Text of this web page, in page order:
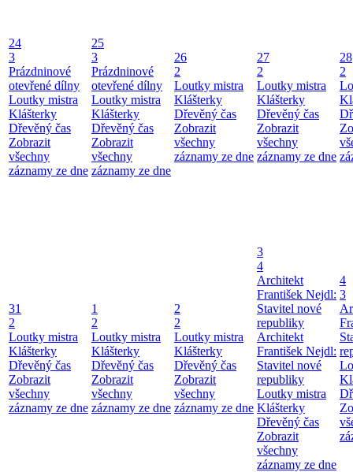
24
3
Prázdninové
otevřené dílny
Loutky mistra
Klášterky
Dřevěný čas
Zobrazit
všechny
záznamy ze dne
25
3
Prázdninové
otevřené dílny
Loutky mistra
Klášterky
Dřevěný čas
Zobrazit
všechny
záznamy ze dne
26
2
Loutky mistra
Klášterky
Dřevěný čas
Zobrazit
všechny
záznamy ze dne
27
2
Loutky mistra
Klášterky
Dřevěný čas
Zobrazit
všechny
záznamy ze dne
28
2
31
2
Loutky mistra
Klášterky
Dřevěný čas
Zobrazit
všechny
záznamy ze dne
1
2
Loutky mistra
Klášterky
Dřevěný čas
Zobrazit
všechny
záznamy ze dne
2
2
Loutky mistra
Klášterky
Dřevěný čas
Zobrazit
všechny
záznamy ze dne
3
4
Architekt
František Nejdl:
Stavitel nové
republiky
Architekt
František Nejdl:
Stavitel nové
republiky
Loutky mistra
Klášterky
Dřevěný čas
Zobrazit
všechny
záznamy ze dne
4
3